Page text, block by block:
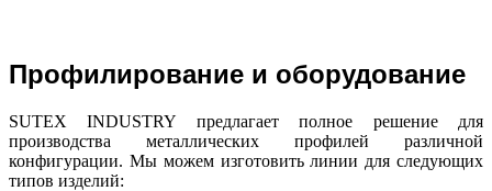
Профилирование и оборудование
SUTEX INDUSTRY предлагает полное решение для
производства металлических профилей различной
конфигурации. Мы можем изготовить линии для следующих
типов изделий: